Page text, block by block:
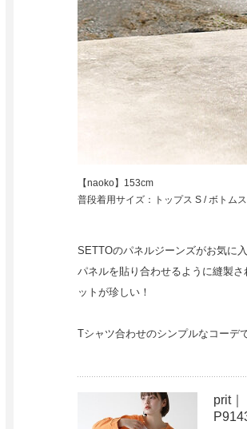
【naoko】153cm
普段着用サイズ：トップス S / ボトム
SETTOのパネルジーンズがお気に
パネルを貼り合わせるように縫製
ットが珍しい！
Tシャツ合わせのシンプルなコーデ
prit